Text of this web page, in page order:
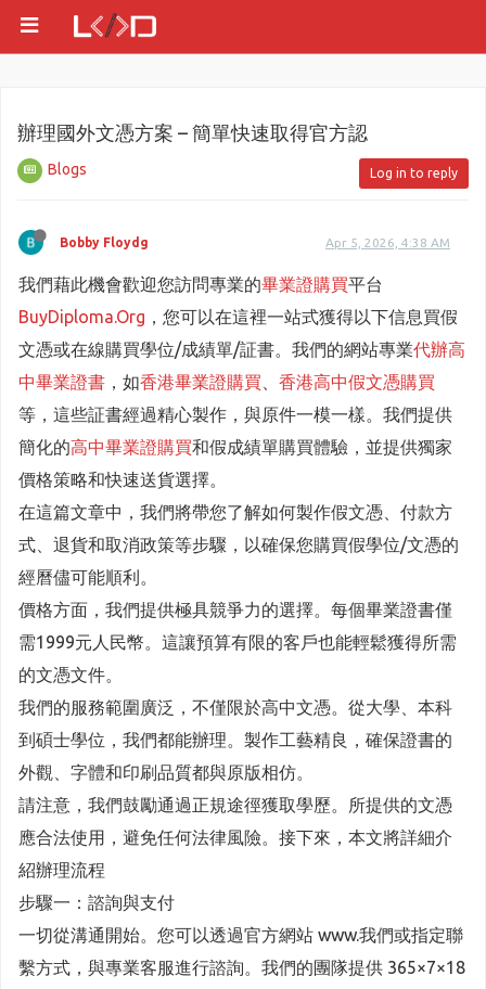
辦理國外文憑方案 – 簡單快速取得官方認
Blogs Log in to reply
Bobby Floydg Apr 5, 2026, 4:38 AM
我們藉此機會歡迎您訪問專業的畢業證購買平台
BuyDiploma.Org ，您可以在這裡一站式獲得以下信息買假
文憑或在線購買學位/成績單/証書。我們的網站專業代辦高
中畢業證書 ，如香港畢業證購買
香港高中假文憑購買
等，這些証書經過精心製作，與原件一模一樣。我們提供
簡化的高中畢業證購買和假成績單購買體驗，並提供獨家
價格策略和快速送貨選擇。
在這篇文章中，我們將帶您了解如何製作假文憑、付款方
式、退貨和取消政策等步驟，以確保您購買假學位/文憑的
經曆儘可能順利。
價格方面，我們提供極具競爭力的選擇。每個畢業證書僅
需1999元人民幣。這讓預算有限的客戶也能輕鬆獲得所需
的文憑文件。
我們的服務範圍廣泛，不僅限於高中文憑。從大學、本科
到碩士學位，我們都能辦理。製作工藝精良，確保證書的
外觀、字體和印刷品質都與原版相仿。
請注意，我們鼓勵通過正規途徑獲取學歷。所提供的文憑
應合法使用，避免任何法律風險。接下來，本文將詳細介
紹辦理流程
步驟一：諮詢與支付
一切從溝通開始。您可以透過官方網站 www.我們或指定聯
繫方式，與專業客服進行諮詢。我們的團隊提供 365×7×18